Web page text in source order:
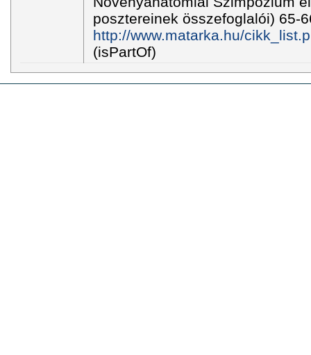
posztereinek összefoglalói) 65-
http://www.matarka.hu/
(isPartOf)